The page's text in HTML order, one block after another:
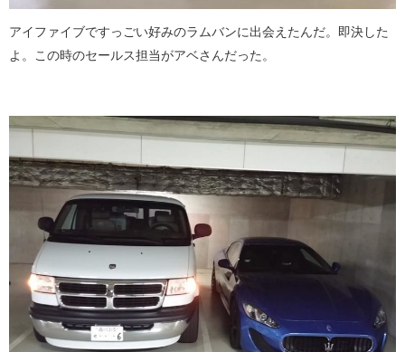
アイファイブですっごい好みのラムバンに出会えたんだ。即決した
よ。この時のセールス担当がアベさんだった。